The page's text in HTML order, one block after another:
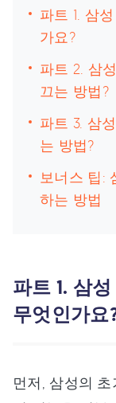
파트 1. 삼
가요?
파트 2. 삼
끄는 방법?
파트 3. 삼
는 방법?
보너스 팁:
하는 방법
파트 1. 삼
무엇인가요
먼저, 삼성의